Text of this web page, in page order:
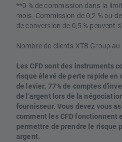
**0 % de commission dans la
mois. Commission de 0,2 % au-
de conversion de 0,5 % peuvent
Nombre de clients XTB Group
Les CFD sont des instruments
risque élevé de perte rapide
de levier. 77% de comptes
de l'argent lors de la
fournisseur. Vous devez vous
comment les CFD fonctionnent
permettre de prendre le risque
argent.